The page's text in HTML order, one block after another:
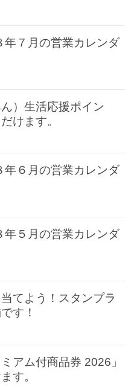
年７月の営業カレンダ
ん）生活応援ポイン
けます。
年６月の営業カレンダ
年５月の営業カレンダ
てよう！スタンプラ
す！
アム付商品券 2026」
す。